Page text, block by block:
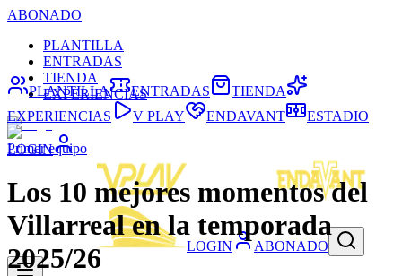
ABONADO
PLANTILLA
ENTRADAS
TIENDA
EXPERIENCIAS
LOGIN
LOGIN ABONADO
PLANTILLA ENTRADAS
TIENDA
EXPERIENCIAS
V PLAY ENDAVANT ESTADIO
Primer equipo
Los 10 mejores momentos del
Villarreal en la temporada
2025/26